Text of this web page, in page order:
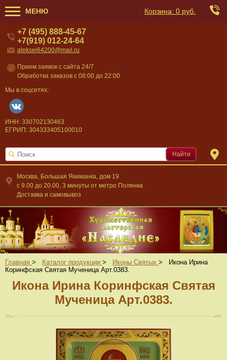
МЕНЮ Корзина: 0 руб.
Москва, Большая Якиманка, дом 19
c 9.00 до 20.00, 3 минуты от метро Полянка
Доставка и самовывоз
+7 (495) 888-45-67
+7(919) 012-24-64
aleksei64200@mail.ru
Прием заявок с сайта 24/7
Обработка заказов с 08:00 до 22:00
Мы в соцсетях:
ИНН: 330702130463
ЕГРИП: 304333405100010
Найти
Главная > Каталог продукции > Иконы Святых >
Икона Ирина
Коринфская Святая Мученица Арт.0383.
Икона Ирина Коринфская Святая
Мученица Арт.0383.